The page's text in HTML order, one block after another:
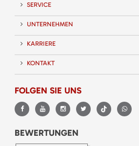
SERVICE
UNTERNEHMEN
KARRIERE
KONTAKT
FOLGEN SIE UNS
BEWERTUNGEN